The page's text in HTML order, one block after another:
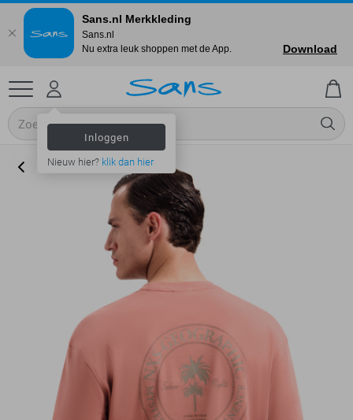
Inloggen
Nieuw hier? klik dan hier
Sans.nl Merkkleding
Sans.nl
Nu extra leuk shoppen met de App.
Download